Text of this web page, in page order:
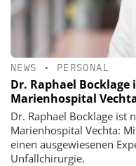
NEWS • PERSONAL
Dr. Raphael
Marienhospital
Dr. Raphael Bocklage ist
Marienhospital Vechta:
einen ausgewiesenen
Unfallchirurgie.